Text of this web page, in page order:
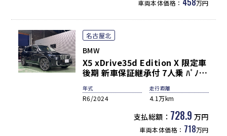
車両本体価格： 万円
名古屋北
BMW
X5 xDrive35d Edition X 限定車
後期 新車保証継承付 7人乗 ﾊﾟﾉﾗﾏ
SR 茶革 ｼｰﾄﾋｰﾀｰ ﾊﾟﾜｰｼｰﾄ ﾅﾋﾞ TV
全周ｶﾒﾗ harman/kardon 3ｿﾞｰﾝ
ｴｱｺﾝ Dｱｼｽﾄﾌﾟﾛ ACC LKA LCA
HUD 22AW 禁煙 1ｵｰﾅｰ
年式
R6/2024
走行距離
4.1万km
支払総額： 728.9 万円
車両本体価格： 718万円